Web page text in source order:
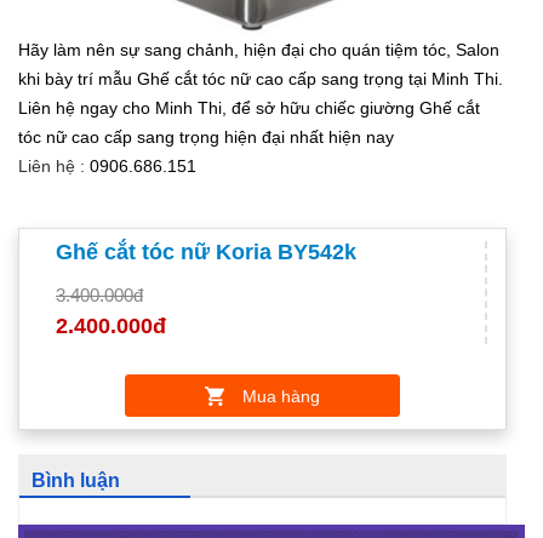
Hãy làm nên sự sang chảnh, hiện đại cho quán tiệm tóc, Salon
khi bày trí mẫu Ghế cắt tóc nữ cao cấp sang trọng tại Minh Thi.
Liên hệ ngay cho Minh Thi, để sở hữu chiếc giường Ghế cắt
tóc nữ cao cấp sang trọng hiện đại nhất hiện nay
Liên hệ : 0906.686.151
Ghế cắt tóc nữ Koria BY542k
3.400.000đ
2.400.000đ
Mua hàng
Bình luận